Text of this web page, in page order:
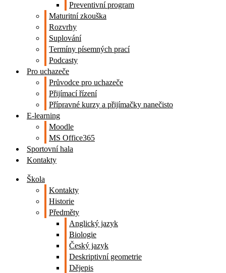
Preventivní program
Maturitní zkouška
Rozvrhy
Suplování
Termíny písemných prací
Podcasty
Pro uchazeče
Průvodce pro uchazeče
Přijímací řízení
Přípravné kurzy a přijímačky nanečisto
E-learning
Moodle
MS Office365
Sportovní hala
Kontakty
Škola
Kontakty
Historie
Předměty
Anglický jazyk
Biologie
Český jazyk
Deskriptivní geometrie
Dějepis